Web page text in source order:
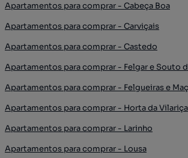
Apartamentos para comprar - Cabeça Boa
Apartamentos para comprar - Carviçais
Apartamentos para comprar - Castedo
Apartamentos para comprar - Felgar e Souto
Apartamentos para comprar - Felgueiras e
Apartamentos para comprar - Horta da Vilariça
Apartamentos para comprar - Larinho
Apartamentos para comprar - Lousa